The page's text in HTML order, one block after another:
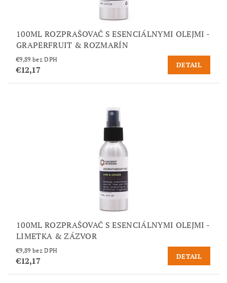
100ML ROZPRAŠOVAČ S ESENCIÁLNYMI OLEJMI -
GRAPERFRUIT & ROZMARÍN
€9,89 bez DPH
€12,17 DETAIL
100ML ROZPRAŠOVAČ S ESENCIÁLNYMI OLEJMI -
LIMETKA & ZÁZVOR
€9,89 bez DPH
€12,17 DETAIL